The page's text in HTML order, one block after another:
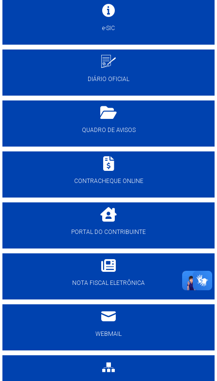
e-SIC
DIÁRIO OFICIAL
QUADRO DE AVISOS
CONTRACHEQUE ONLINE
PORTAL DO CONTRIBUINTE
NOTA FISCAL ELETRÔNICA
WEBMAIL